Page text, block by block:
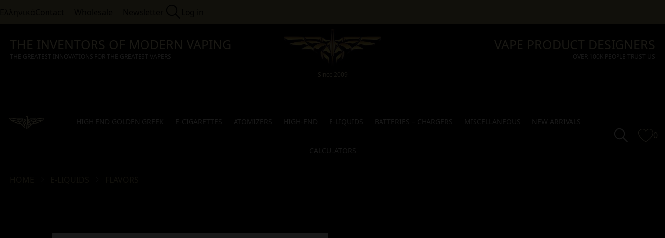
THE INVENTORS OF MODERN VAPING VAPE PRODUCT DESIGNERS
THE GREATEST INNOVATIONS FOR THE GREATEST VAPERS
Since 2009
OVER 100K PEOPLE TRUST US
HIGH END GOLDEN GREEK E-CIGARETTES ATOMIZERS HIGH-END E-LIQUIDS BATTERIES – CHARGERS MISCELLANEOUS NEW ARRIVALS
CALCULATORS
0